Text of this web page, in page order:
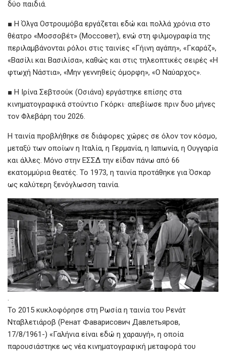
δύο παιδιά.
■ Η Όλγα Οστρουμόβα εργάζεται εδώ και πολλά χρόνια στο
θέατρο «Μοσσοβέτ» (Моссовет), ενώ στη φιλμογραφία της
περιλαμβάνονται ρόλοι στις ταινίες «Γήινη αγάπη», «Γκαράζ»,
«Βασίλι και Βασιλίσα», καθώς και στις τηλεοπτικές σειρές «Η
φτωχή Νάστια», «Μην γεννηθείς όμορφη», «Ο Ναύαρχος».
■ Η Ιρίνα Σεβτσούκ (Οσιάνα) εργάστηκε επίσης στα
κινηματογραφικά στούντιο Γκόρκι· απεβίωσε πριν δυο μήνες
τον Φλεβάρη του 2026.
Η ταινία προβλήθηκε σε διάφορες χώρες σε όλον τον κόσμο,
μεταξύ των οποίων η Ιταλία, η Γερμανία, η Ιαπωνία, η Ουγγαρία
και άλλες. Μόνο στην ΕΣΣΔ την είδαν πάνω από 66
εκατομμύρια θεατές. Το 1973, η ταινία προτάθηκε για Όσκαρ
ως καλύτερη ξενόγλωσση ταινία.
Το 2015 κυκλοφόρησε στη Ρωσία η ταινία του Ρενάτ
Νταβλετιάροβ (Ренат Фаварисович Давлетьяров,
17/8/1961-) «Γαλήνια είναι εδώ η χαραυγή», η οποία
παρουσιάστηκε ως νέα κινηματογραφική μεταφορά του